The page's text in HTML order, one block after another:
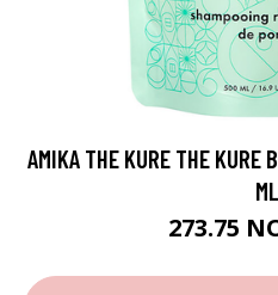
AMIKA THE KURE THE KURE
ML
273.75